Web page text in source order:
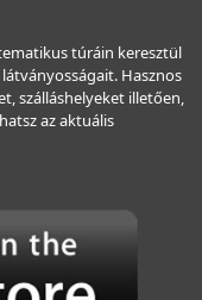
túráin keresztül
Hasznos
szálláshelyeket illetően,
az aktuális